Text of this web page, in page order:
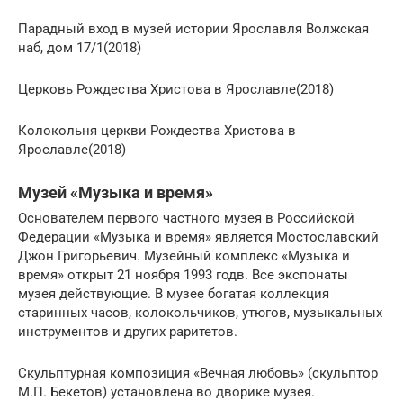
Парадный вход в музей истории Ярославля Волжская
наб, дом 17/1(2018)
Церковь Рождества Христова в Ярославле(2018)
Колокольня церкви Рождества Христова в
Ярославле(2018)
Музей «Музыка и время»
Основателем первого частного музея в Российской
Федерации «Музыка и время» является Мостославский
Джон Григорьевич. Музейный комплекс «Музыка и
время» открыт 21 ноября 1993 годв. Все экспонаты
музея действующие. В музее богатая коллекция
старинных часов, колокольчиков, утюгов, музыкальных
инструментов и других раритетов.
Скульптурная композиция «Вечная любовь» (скульптор
М.П. Бекетов) установлена во дворике музея.